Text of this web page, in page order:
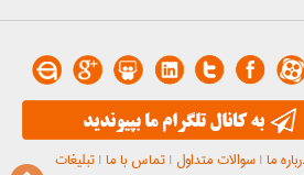
ما |سوالات متداول |تماس با ما |تبلیغات